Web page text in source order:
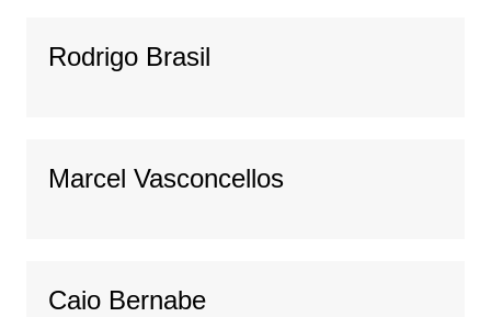
Rodrigo Brasil
Marcel Vasconcellos
Caio Bernabe